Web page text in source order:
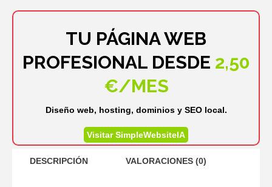
TU PÁGINA WEB
PROFESIONAL DESDE 2,50
€/MES
Diseño web, hosting, dominios y SEO local.
Visitar SimpleWebsiteIA
DESCRIPCIÓN VALORACIONES (0)